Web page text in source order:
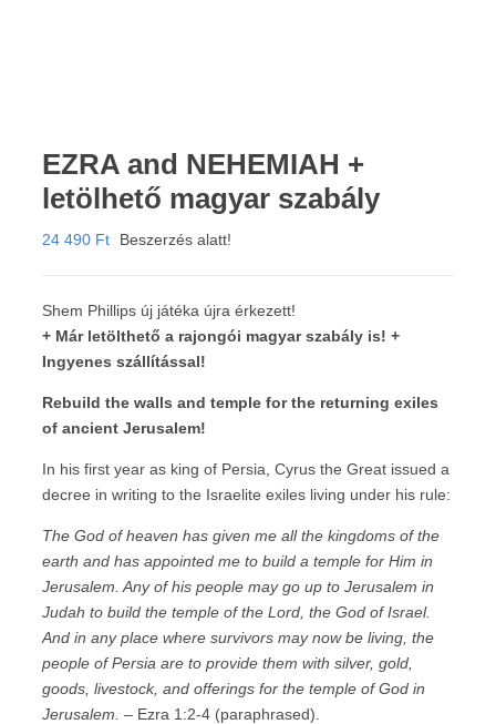
EZRA and NEHEMIAH +
letölhető magyar szabály
24 490 Ft Beszerzés alatt!
Shem Phillips új játéka újra érkezett!
+ Már letölthető a rajongói magyar szabály is! +
Ingyenes szállítással!
Rebuild the walls and temple for the returning exiles
of ancient Jerusalem!
In his first year as king of Persia, Cyrus the Great issued a
decree in writing to the Israelite exiles living under his rule:
The God of heaven has given me all the kingdoms of the
earth and has appointed me to build a temple for Him in
Jerusalem. Any of his people may go up to Jerusalem in
Judah to build the temple of the Lord, the God of Israel.
And in any place where survivors may now be living, the
people of Persia are to provide them with silver, gold,
goods, livestock, and offerings for the temple of God in
Jerusalem. – Ezra 1:2-4 (paraphrased).